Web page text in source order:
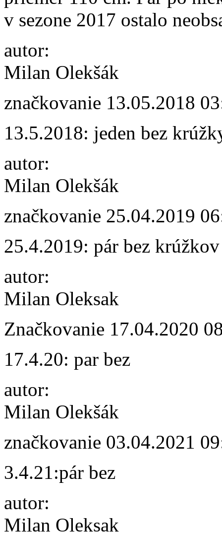
v sezone 2017 ostalo
autor:
Milan Olekšák
značkovanie 13.05.2018
13.5.2018: jeden bez
autor:
Milan Olekšák
značkovanie 25.04.2019
25.4.2019: pár bez krúžkov
autor:
Milan Oleksak
Značkovanie 17.04.2020
17.4.20: par bez
autor:
Milan Olekšák
značkovanie 03.04.2021
3.4.21:pár bez
autor:
Milan Oleksak